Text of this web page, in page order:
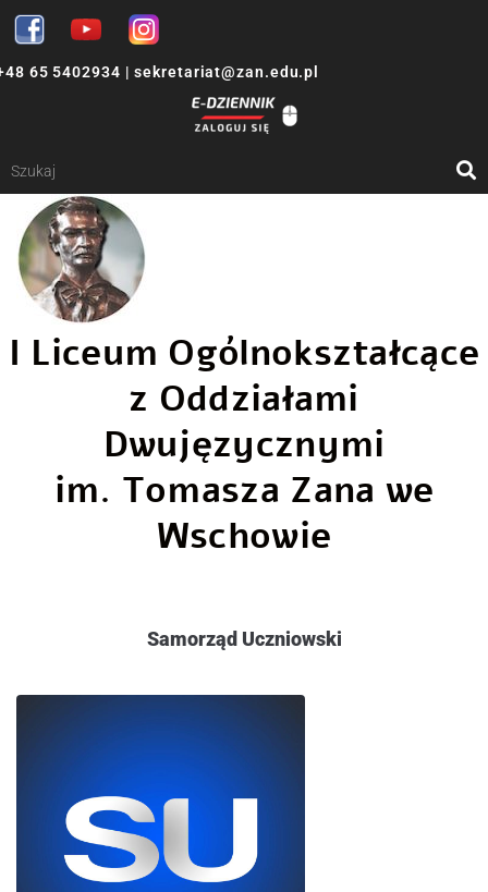
65 5402934 | sekretariat@zan.edu.pl
I Liceum Ogólnokształcące
z Oddziałami
Dwujęzycznymi
im. Tomasza Zana we
Wschowie
Samorząd Uczniowski